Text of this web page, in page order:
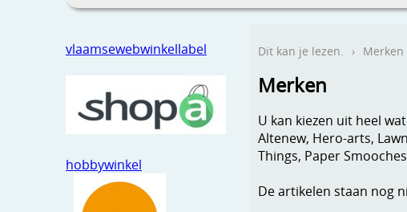
vlaamsewebwinkellabel
hobbywinkel
Dit kan je lezen. › Merken
Merken
U kan kiezen uit heel
Altenew, Hero-arts,
Things, Paper
De artikelen staan nog